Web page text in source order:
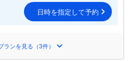
日時を指定して予約
ランを見る（3件）